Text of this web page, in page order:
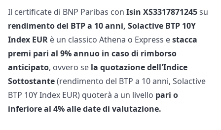
Il certificate di BNP Paribas con Isin XS3317871245su
rendimento del BTP a 10 anni, Solactive BTP 10Y
Index EUR è un classico Athena o Express estacca
premi pari al 9% annuo in caso di rimborso
anticipato, ovvero se la quotazione dell'Indice
Sottostante(rendimento del BTP a 10 anni, Solactive
BTP 10Y Index EUR) quoterà a un livello pari o
inferiore al 4% alle date di valutazione.